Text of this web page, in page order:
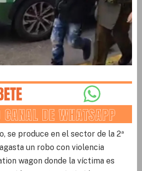
se produce en el sector de la 2ª
un robo con violencia
wagon donde la víctima es